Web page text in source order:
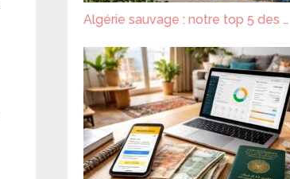
Algérie sauvage : notre top 5 des …